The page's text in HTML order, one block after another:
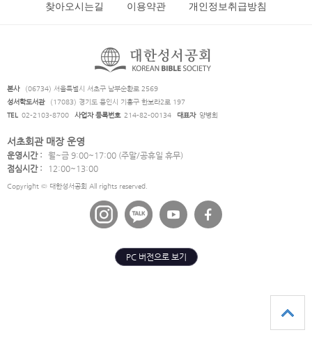
찾아오시는길 이용약관 개인정보취급방침
본사
(06734) 서울특별시 서초구 남부순환로 2569
성서학도서관
(17083) 경기도 용인시 기흥구 한보라2로 197
TEL 02-2103-8700 사업자 등록번호 214-82-00134 대표자 양병희
서초회관 매장 운영
운영시간 :
월~금 9:00~17:00 (주말/공휴일 휴무)
점심시간 :
12:00~13:00
Copyright © 대한성서공회 All rights reserved.
PC 버전으로 보기